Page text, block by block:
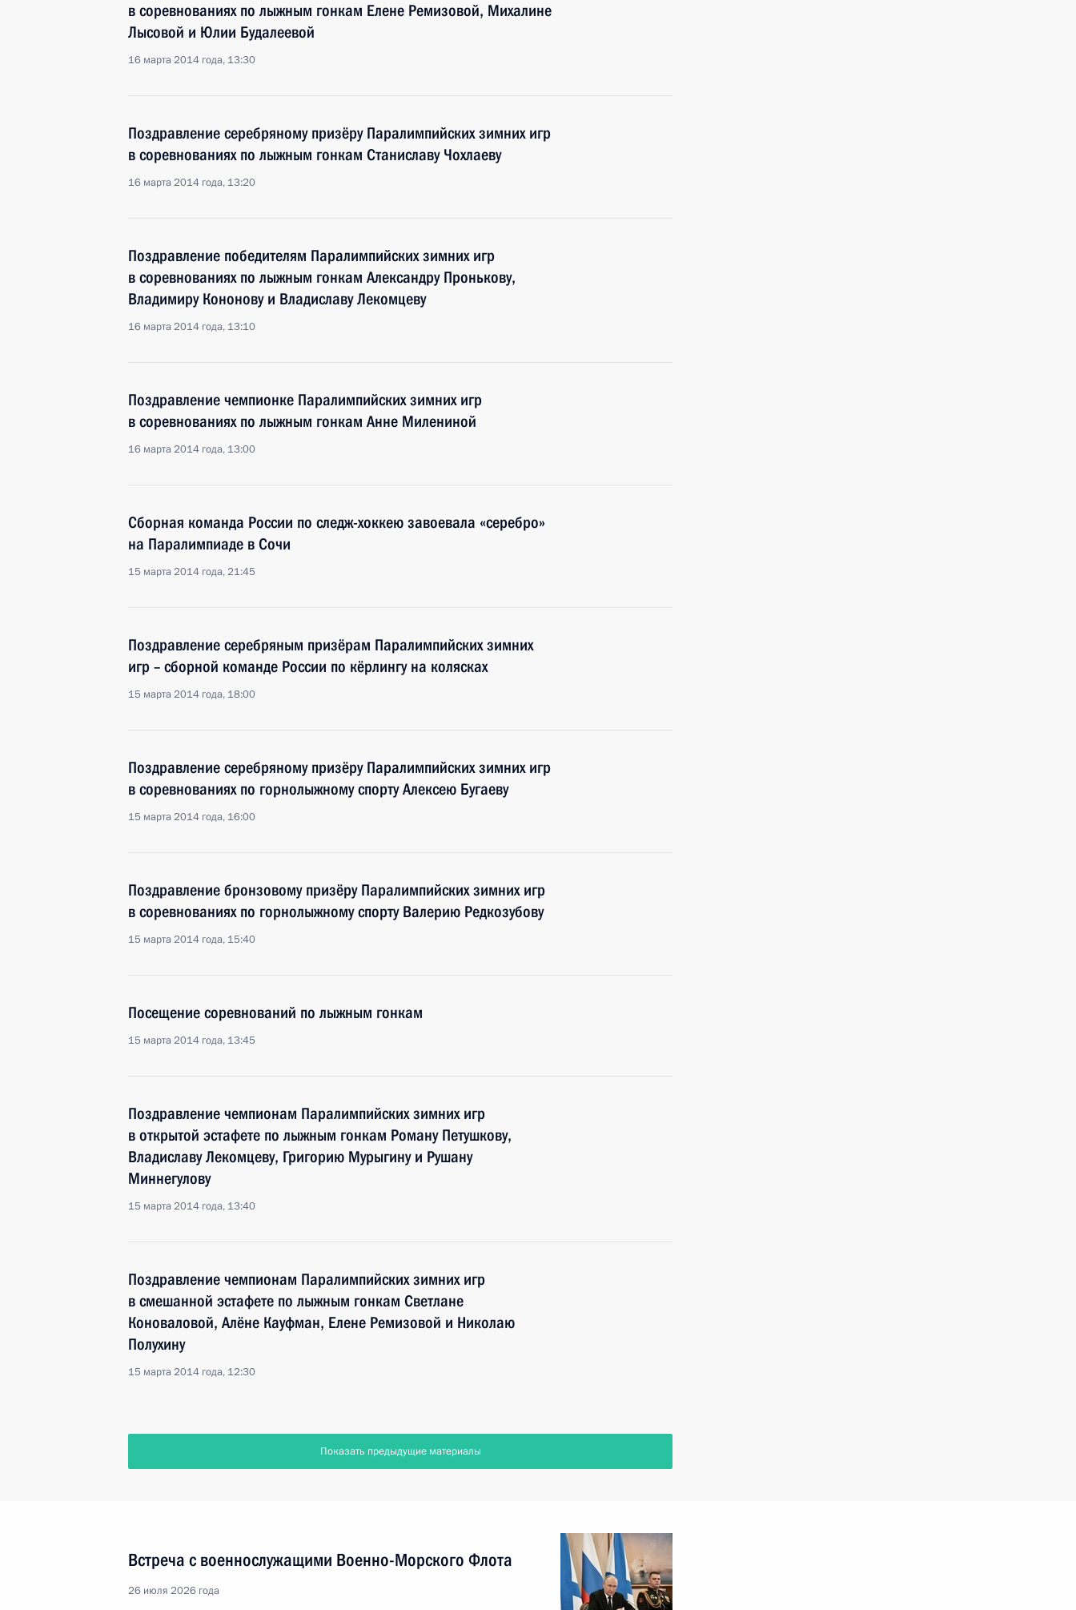
в соревнованиях по лыжным гонкам Елене Ремизовой, Михалине
Лысовой и Юлии Будалеевой
16 марта 2014 года, 13:30
Поздравление серебряному призёру Паралимпийских зимних игр
в соревнованиях по лыжным гонкам Станиславу Чохлаеву
16 марта 2014 года, 13:20
Поздравление победителям Паралимпийских зимних игр
в соревнованиях по лыжным гонкам Александру Пронькову,
Владимиру Кононову и Владиславу Лекомцеву
16 марта 2014 года, 13:10
Поздравление чемпионке Паралимпийских зимних игр
в соревнованиях по лыжным гонкам Анне Милениной
16 марта 2014 года, 13:00
Сборная команда России по следж-хоккею завоевала «серебро»
на Паралимпиаде в Сочи
15 марта 2014 года, 21:45
Поздравление серебряным призёрам Паралимпийских зимних
игр – сборной команде России по кёрлингу на колясках
15 марта 2014 года, 18:00
Поздравление серебряному призёру Паралимпийских зимних игр
в соревнованиях по горнолыжному спорту Алексею Бугаеву
15 марта 2014 года, 16:00
Поздравление бронзовому призёру Паралимпийских зимних игр
в соревнованиях по горнолыжному спорту Валерию Редкозубову
15 марта 2014 года, 15:40
Посещение соревнований по лыжным гонкам
15 марта 2014 года, 13:45
Поздравление чемпионам Паралимпийских зимних игр
в открытой эстафете по лыжным гонкам Роману Петушкову,
Владиславу Лекомцеву, Григорию Мурыгину и Рушану
Миннегулову
15 марта 2014 года, 13:40
Поздравление чемпионам Паралимпийских зимних игр
в смешанной эстафете по лыжным гонкам Светлане
Коноваловой, Алёне Кауфман, Елене Ремизовой и Николаю
Полухину
15 марта 2014 года, 12:30
Показать предыдущие материалы
Встреча с военнослужащими Военно-Морского Флота
26 июля 2026 года